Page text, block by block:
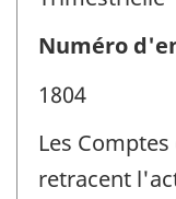
Numéro
1804
Les
retracent